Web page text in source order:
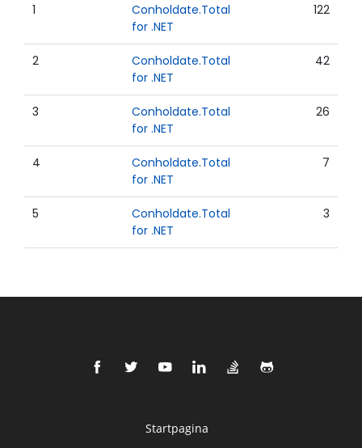
1
Conholdate.Total
for .NET
122
2
Conholdate.Total
for .NET
42
3
Conholdate.Total
for .NET
26
4
Conholdate.Total
for .NET
7
5
Conholdate.Total
for .NET
3
Startpagina